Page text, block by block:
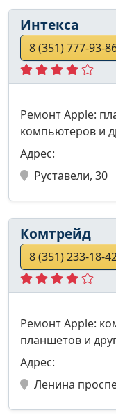
Интекса
8 (351) 777-93-
Ремонт Apple:
компьютеров и
Адрес:
Руставели, 30
Комтрейд
8 (351) 233-18-
Ремонт Apple:
планшетов и
Адрес:
Ленина